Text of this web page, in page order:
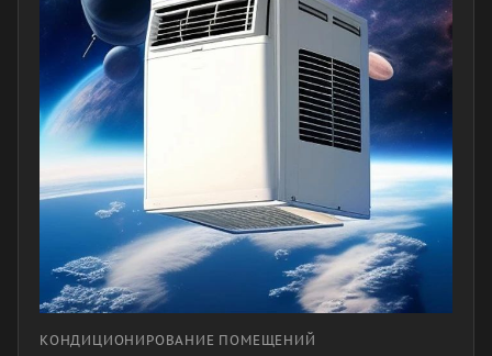
КОНДИЦИОНИРОВАНИЕ ПОМЕЩЕНИЙ